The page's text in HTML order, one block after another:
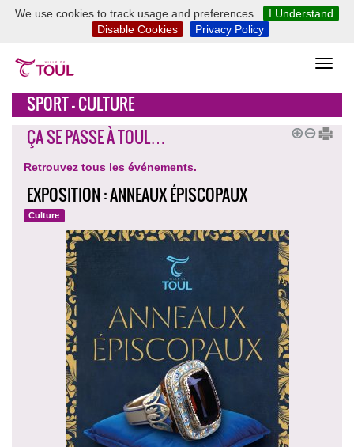
We use cookies to track usage and preferences.
I Understand
Disable Cookies
Privacy Policy
SPORT - CULTURE
ÇA SE PASSE À TOUL…
Retrouvez tous les événements.
EXPOSITION : ANNEAUX ÉPISCOPAUX
Culture